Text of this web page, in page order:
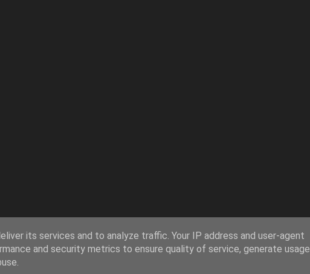
its services and to analyze traffic. Your IP address and user-agent
and security metrics to ensure quality of service, generate usage